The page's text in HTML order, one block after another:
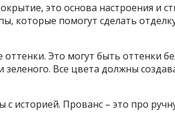
это основа настроения и
которые помогут сделать
Это могут быть оттенки
Все цвета должны
с историей. Прованс – это про